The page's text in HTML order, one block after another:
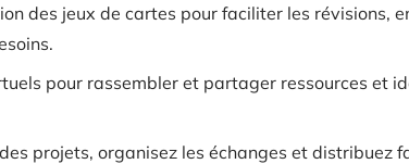
des jeux de cartes pour faciliter les révisions,
pour rassembler et partager ressources et
projets, organisez les échanges et distribuez